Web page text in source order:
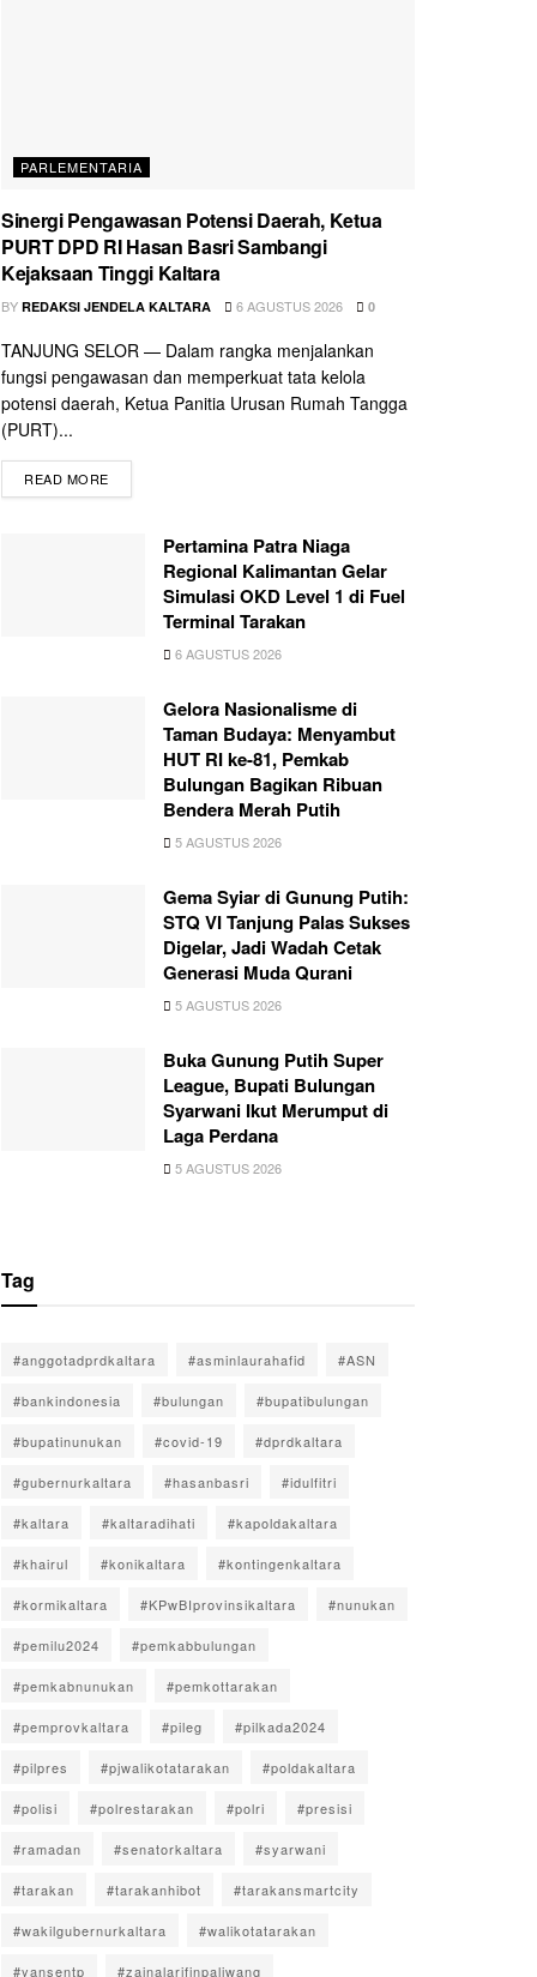
PARLEMENTARIA
Sinergi Pengawasan Potensi Daerah, Ketua
PURT DPD RI Hasan Basri Sambangi
Kejaksaan Tinggi Kaltara
BY REDAKSI JENDELA KALTARA 6 AGUSTUS 2026 0
TANJUNG SELOR — Dalam rangka menjalankan
fungsi pengawasan dan memperkuat tata kelola
potensi daerah, Ketua Panitia Urusan Rumah Tangga
(PURT)...
READ MORE
Pertamina Patra Niaga
Regional Kalimantan Gelar
Simulasi OKD Level 1 di Fuel
Terminal Tarakan
6 AGUSTUS 2026
Gelora Nasionalisme di
Taman Budaya: Menyambut
HUT RI ke-81, Pemkab
Bulungan Bagikan Ribuan
Bendera Merah Putih
5 AGUSTUS 2026
Gema Syiar di Gunung Putih:
STQ VI Tanjung Palas Sukses
Digelar, Jadi Wadah Cetak
Generasi Muda Qurani
5 AGUSTUS 2026
Buka Gunung Putih Super
League, Bupati Bulungan
Syarwani Ikut Merumput di
Laga Perdana
5 AGUSTUS 2026
Tag
#anggotadprdkaltara #asminlaurahafid #ASN
#bankindonesia #bulungan #bupatibulungan
#bupatinunukan #covid-19 #dprdkaltara
#gubernurkaltara #hasanbasri #idulfitri
#kaltara #kaltaradihati #kapoldakaltara
#khairul #konikaltara #kontingenkaltara
#kormikaltara #KPwBIprovinsikaltara #nunukan
#pemilu2024 #pemkabbulungan
#pemkabnunukan #pemkottarakan
#pemprovkaltara #pileg #pilkada2024
#pilpres #pjwalikotatarakan #poldakaltara
#polisi #polrestarakan #polri #presisi
#ramadan #senatorkaltara #syarwani
#tarakan #tarakanhibot #tarakansmartcity
#wakilgubernurkaltara #walikotatarakan
#yansentp #zainalarifinpaliwang